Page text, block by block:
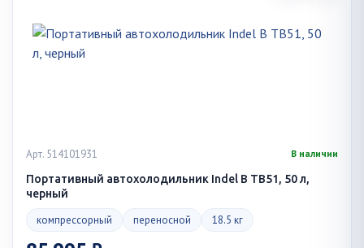
Арт. 514101931 В наличии
Портативный автохолодильник Indel B TB51, 50 л,
черный
компрессорный переносной 18.5 кг